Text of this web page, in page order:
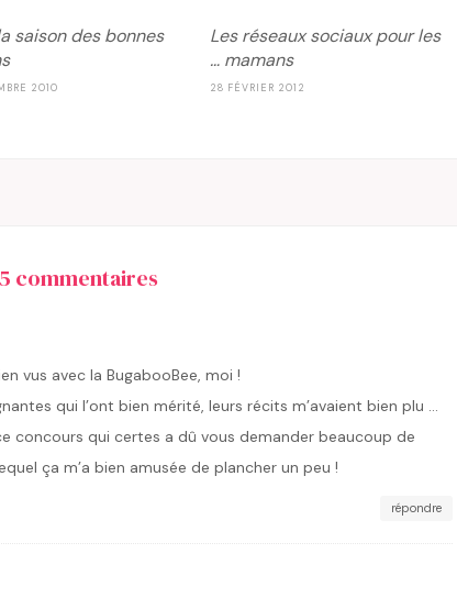
saison des bonnes
2010
Les réseaux sociaux pour les
… mamans
28 FÉVRIER 2012
commentaires
vus avec la BugabooBee, moi !
qui l’ont bien mérité, leurs récits m’avaient bien plu …
concours qui certes a dû vous demander beaucoup de
ça m’a bien amusée de plancher un peu !
répondre